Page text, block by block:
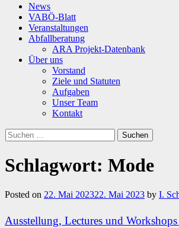
News
VABÖ-Blatt
Veranstaltungen
Abfallberatung
ARA Projekt-Datenbank
Über uns
Vorstand
Ziele und Statuten
Aufgaben
Unser Team
Kontakt
Suchen
nach:
Schlagwort: Mode
Posted on 22. Mai 202322. Mai 2023 by I.
Ausstellung, Lectures und